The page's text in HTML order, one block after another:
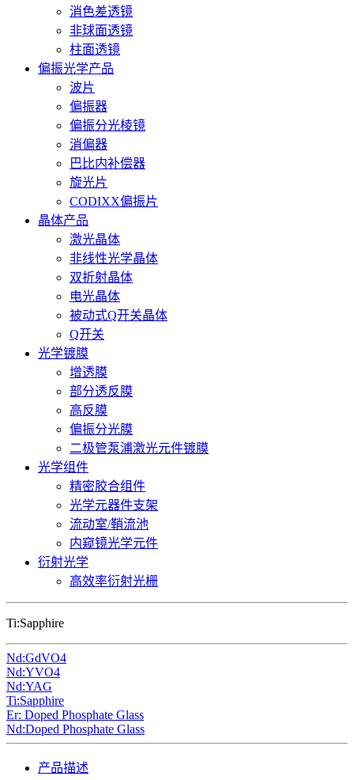
消色差透镜
非球面透镜
柱面透镜
偏振光学产品
波片
偏振器
偏振分光棱镜
消偏器
巴比内补偿器
旋光片
CODIXX偏振片
晶体产品
激光晶体
非线性光学晶体
双折射晶体
电光晶体
被动式Q开关晶体
Q开关
光学镀膜
增透膜
部分透反膜
高反膜
偏振分光膜
二极管泵浦激光元件镀膜
光学组件
精密胶合组件
光学元器件支架
流动室/鞘流池
内窥镜光学元件
衍射光学
高效率衍射光栅
Ti:Sapphire
Nd:GdVO4
Nd:YVO4
Nd:YAG
Ti:Sapphire
Er: Doped Phosphate Glass
Nd:Doped Phosphate Glass
产品描述